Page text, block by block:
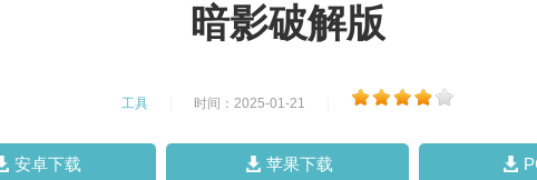
暗影破解版
工具 时间：2025-01-21
安卓下载 苹果下载